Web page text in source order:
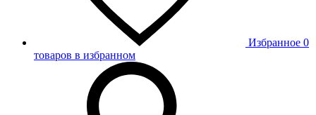
Избранное 0
товаров в избранном